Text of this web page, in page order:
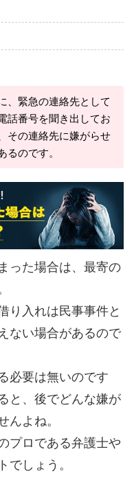
、緊急の連絡先として
話番号を聞き出してお
その連絡先に嫌がらせ
のです。
った場合は、最寄の
り入れは民事事件と
ない場合があるので
必要は無いのです
と、後でどんな嫌が
んよね。
プロである弁護士や
でしょう。